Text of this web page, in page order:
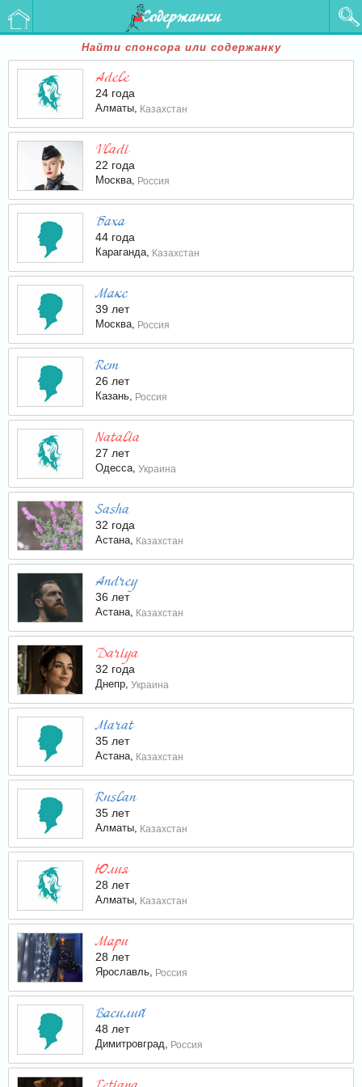
Содержанки
Найти спонсора или содержанку
Adele
24 года
Алматы, Казахстан
Vladi
22 года
Москва, Россия
Баха
44 года
Караганда, Казахстан
Макс
39 лет
Москва, Россия
Rem
26 лет
Казань, Россия
Natalia
27 лет
Одесса, Украина
Sasha
32 года
Астана, Казахстан
Andrey
36 лет
Астана, Казахстан
Dariya
32 года
Днепр, Украина
Marat
35 лет
Астана, Казахстан
Ruslan
35 лет
Алматы, Казахстан
Юлия
28 лет
Алматы, Казахстан
Мари
28 лет
Ярославль, Россия
Василий
48 лет
Димитровград, Россия